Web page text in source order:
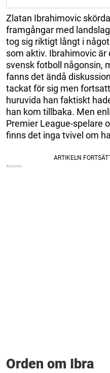
Zlatan Ibrahimovic
framgångar med
tog sig riktigt långt i
som aktiv. Ibrahimovic
svensk fotboll någonsin,
fanns det ändå
tackat för sig men
huruvida han faktiskt
han kom tillbaka. Men
Premier League-spelare
finns det inga tvivel om
Orden om Ibra